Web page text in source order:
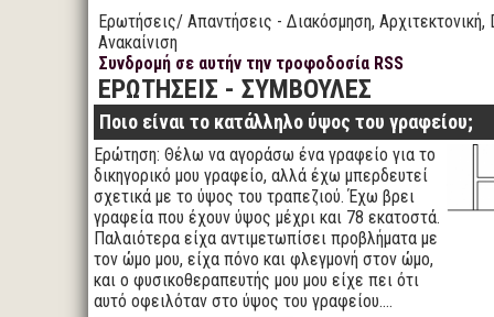
Ερωτήσεις/ Απαντήσεις - Διακόσμηση, Αρχιτεκτονική,
Ανακαίνιση
Συνδρομή σε αυτήν την τροφοδοσία RSS
ΕΡΩΤΗΣΕΙΣ - ΣΥΜΒΟΥΛΕΣ
Ποιο είναι το κατάλληλο ύψος του γραφείου;
Ερώτηση: Θέλω να αγοράσω ένα γραφείο για το
δικηγορικό μου γραφείο, αλλά έχω μπερδευτεί
σχετικά με το ύψος του τραπεζιού. Έχω βρει
γραφεία που έχουν ύψος μέχρι και 78 εκατοστά.
Παλαιότερα είχα αντιμετωπίσει προβλήματα με
τον ώμο μου, είχα πόνο και φλεγμονή στον ώμο,
και ο φυσικοθεραπευτής μου μου είχε πει ότι
αυτό οφειλόταν στο ύψος του γραφείου.…